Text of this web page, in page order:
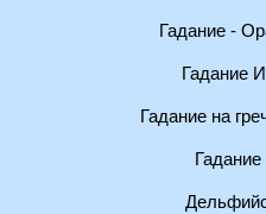
Гадание -
Гадание
Гадание на